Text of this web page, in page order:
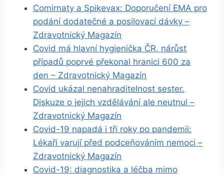
Comirnaty a Spikevax: Doporučení EMA pro
podání dodatečné a posilovací dávky –
Zdravotnický Magazín
Covid má hlavní hygienička ČR, nárůst
případů poprvé překonal hranici 600 za
den – Zdravotnický Magazín
Covid ukázal nenahraditelnost sester.
Diskuze o jejich vzdělávání ale neutnul –
Zdravotnický Magazín
Covid-19 napadá i tři roky po pandemii:
Lékaři varují před podceňováním nemoci –
Zdravotnický Magazín
Covid-19: diagnostika a léčba mimo